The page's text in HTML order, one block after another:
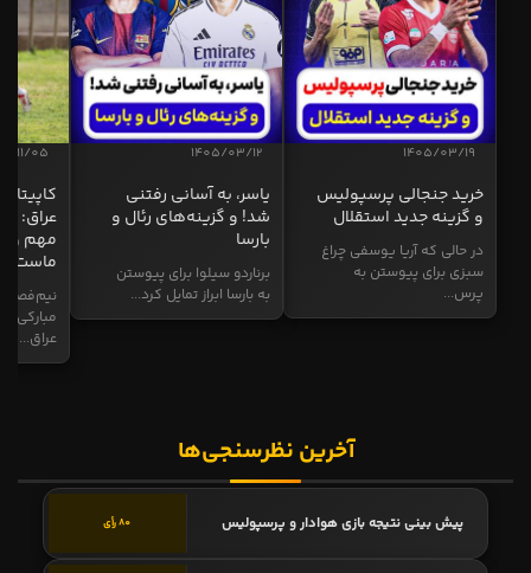
1405/03/19
خرید جنجالی پرسپولیس
و گزینه جدید استقلال
در حالی که آریا یوسفی چراغ
سبزی برای پیوستن به
پرس...
1405/03/12
یاسر، به آسانی رفتنی
شد! و گزینه‌های رئال و
بارسا
برناردو سیلوا برای پیوستن
به بارسا ابراز تمایل کرد...
11/05
عراق:
مهم و
ماست
نیم‌فصل
مبارکی
عراق...
آخرین نظرسنجی‌ها
پیش بینی نتیجه بازی هوادار و پرسپولیس 80 رأی